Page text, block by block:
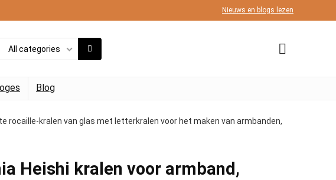
Nieuws en blogs lezen
All categories
Blog
rocaille-kralen van glas met letterkralen voor het maken van armbanden,
Heishi kralen voor armband,